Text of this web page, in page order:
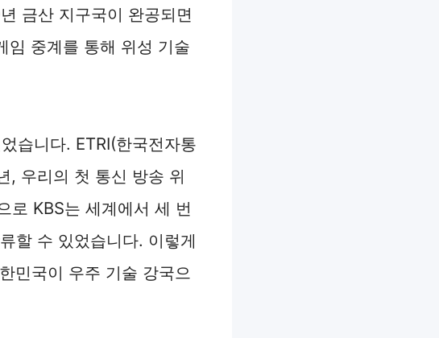
금산 지구국이 완공되면
임 중계를 통해 위성 기술
습니다. ETRI(한국전자통
, 우리의 첫 통신 방송 위
로 KBS는 세계에서 세 번
할 수 있었습니다. 이렇게
민국이 우주 기술 강국으